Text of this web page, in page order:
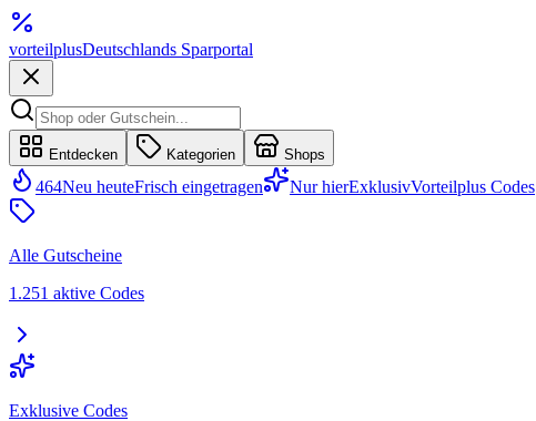
vorteilplusDeutschlands Sparportal
Entdecken Kategorien Shops
464Neu heuteFrisch eingetragen Nur hierExklusivVorteilplus Codes
Alle Gutscheine
1.251 aktive Codes
Exklusive Codes